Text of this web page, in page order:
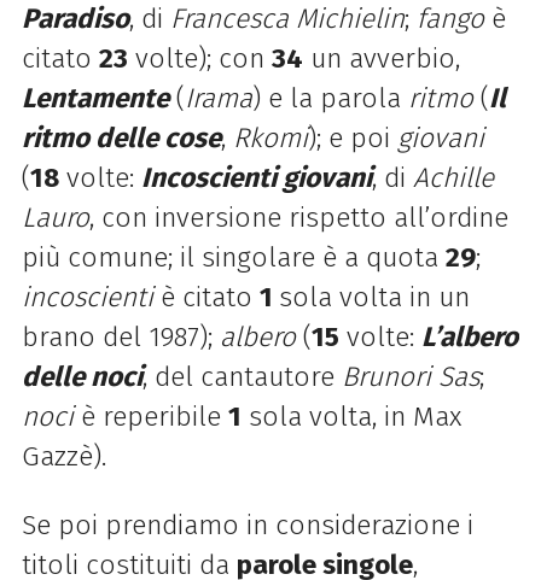
Paradiso, di Francesca Michielin; fangoè
citato 23 volte); con 34 un avverbio,
Lentamente(Irama) e la parola ritmo(Il
ritmo delle cose, Rkomi); e poi giovani
(18volte: Incoscienti giovani, di Achille
Lauro, con inversione rispetto all’ordine
più comune; il singolare è a quota 29;
incoscientiè citato 1 sola volta in un
brano del 1987); albero(15 volte: L’albero
delle noci, del cantautore Brunori Sas;
nociè reperibile 1 sola volta, in Max
Gazzè).
Se poi prendiamo in considerazione i
titoli costituiti da parole singole,